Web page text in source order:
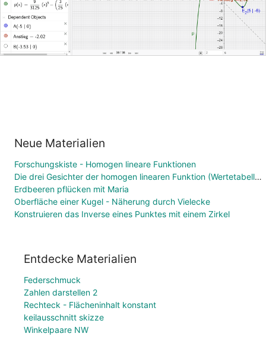
Neue Materialien
Forschungskiste - Homogen lineare Funktionen
Die drei Gesichter der homogen linearen Funktion (Wertetabelle, Funktionsgleichung, Graph)
Erdbeeren pflücken mit Maria
Oberfläche einer Kugel - Näherung durch Vielecke
Konstruieren das Inverse eines Punktes mit einem Zirkel
Entdecke Materialien
Federschmuck
Zahlen darstellen 2
Rechteck - Flächeninhalt konstant
keilausschnitt skizze
Winkelpaare NW